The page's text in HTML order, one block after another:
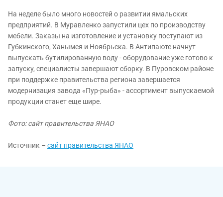
На неделе было много новостей о развитии ямальских
предприятий. В Муравленко запустили цех по производству
мебели. Заказы на изготовление и установку поступают из
Губкинского, Ханымея и Ноябрьска. В Антипаюте начнут
выпускать бутилированную воду - оборудование уже готово к
запуску, специалисты завершают сборку. В Пуровском районе
при поддержке правительства региона завершается
модернизация завода «Пур-рыба» - ассортимент выпускаемой
продукции станет еще шире.
Фото: сайт правительства ЯНАО
Источник – сайт правительства ЯНАО